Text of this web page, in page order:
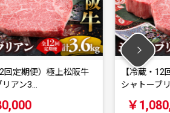
【冷蔵・12回定期便】極上松阪牛
シャトーブリアン3…
￥1,080,000